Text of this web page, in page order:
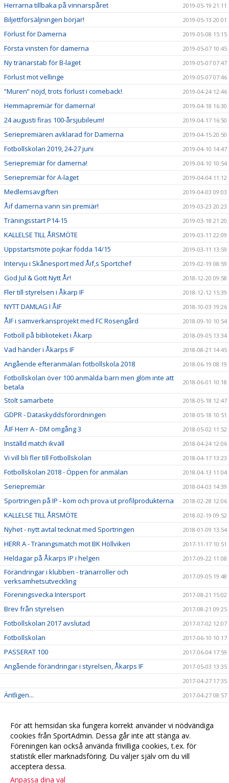
Herrarna tillbaka på vinnarspåret 2019-05-19 21:11
Biljettförsäljningen börjar! 2019-05-13 20:01
Förlust för Damerna 2019-05-08 15:15
Första vinsten för damerna 2019-05-07 10:45
Ny tränarstab för B-laget 2019-05-07 07:47
Förlust mot vellinge 2019-05-07 07:46
”Muren” nöjd, trots förlust i comeback! 2019-04-24 12:46
Hemmapremiär för damerna! 2019-04-18 16:30
24 augusti firas 100-årsjubileum! 2019-04-17 16:50
Seriepremiären avklarad för Damerna 2019-04-15 20:50
Fotbollskolan 2019, 24-27 juni 2019-04-10 14:47
Seriepremiär för damerna! 2019-04-10 10:54
Seriepremiär för A-laget 2019-04-04 11:12
Medlemsavgiften 2019-04-03 09:03
Åif damerna vann sin premiär! 2019-03-23 20:23
Träningsstart P14-15 2019-03-18 21:20
KALLELSE TILL ÅRSMÖTE 2019-03-11 22:09
Uppstartsmöte pojkar födda 14/15 2019-03-11 13:59
Intervju i Skånesport med Åif,s Sportchef 2019-02-19 08:59
God Jul & Gott Nytt År! 2018-12-20 09:58
Fler till styrelsen i Åkarp IF 2018-12-12 15:39
NYTT DAMLAG I ÅIF 2018-10-03 19:26
ÅIF i samverkansprojekt med FC Rosengård 2018-09-10 10:54
Fotboll på biblioteket i Åkarp 2018-09-05 13:34
Vad händer i Åkarps IF 2018-08-21 14:45
Angående efteranmälan fotbollskola 2018 2018-06-19 08:19
Fotbollskolan över 100 anmälda barn men glöm inte att
betala
2018-06-01 10:18
Stolt samarbete 2018-05-18 12:47
GDPR - Dataskyddsförordningen 2018-05-18 10:51
ÅIF Herr A - DM omgång 3 2018-05-02 11:52
Inställd match ikväll 2018-04-24 12:06
Vi vill bli fler till Fotbollskolan 2018-04-17 13:23
Fotbollskolan 2018 - Öppen för anmälan 2018-04-13 11:04
Seriepremiär 2018-04-03 14:39
Sportringen på IP - kom och prova ut profilprodukterna 2018-02-28 12:06
KALLELSE TILL ÅRSMÖTE 2018-02-19 09:52
Nyhet - nytt avtal tecknat med Sportringen 2018-01-09 13:54
HERR A - Träningsmatch mot BK Höllviken 2017-11-17 10:51
Heldagar på Åkarps IP i helgen 2017-09-22 11:08
Förändringar i klubben - tränarroller och
verksamhetsutveckling
2017-09-05 19:48
Föreningsvecka Intersport 2017-08-21 15:02
Brev från styrelsen 2017-08-21 09:25
Fotbollskolan 2017 avslutad 2017-07-02 12:07
Fotbollskolan 2017-06-10 10:17
PASSERAT 100 2017-06-04 17:59
Angående förändringar i styrelsen, Åkarps IF
2017-05-03 13:35
2017-04-27 17:35
Äntligen... 2017-04-27 08:57
Nyheter i profilsortimentet 2017-02-03 08:10
Utbildning genomförd 2016-12-12 20:40
För att hemsidan ska fungera korrekt använder vi nödvändiga
cookies från SportAdmin. Dessa går inte att stänga av.
Föreningen kan också använda frivilliga cookies, t.ex. för
statistik eller marknadsföring. Du väljer själv om du vill
acceptera dessa.
Anpassa dina val